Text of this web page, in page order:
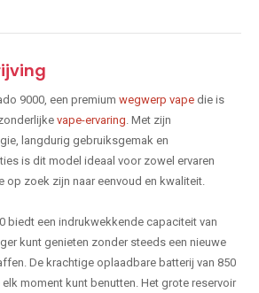
9000, een premium wegwerp vape die is
vape-ervaring . Met zijn
langdurig gebruiksgemak en
is dit model ideaal voor zowel ervaren
op zoek zijn naar eenvoud en kwaliteit.
biedt een indrukwekkende capaciteit van
kunt genieten zonder steeds een nieuwe
De krachtige oplaadbare batterij van 850
moment kunt benutten. Het grote reservoir